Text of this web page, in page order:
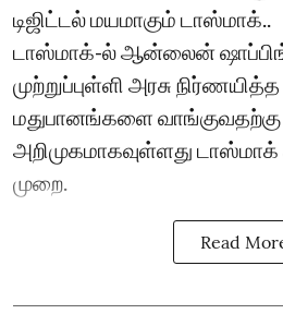
டிஜிட்டல் மயமாகும் டாஸ்மாக்..
டாஸ்மாக்-ல் ஆன்லைன்
முற்றுப்புள்ளி அரசு
மதுபானங்களை
அறிமுகமாகவுள்ளது
முறை.
Read